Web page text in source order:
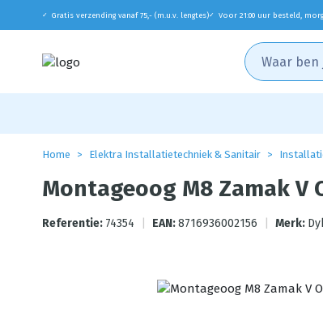
✓ Gratis verzending vanaf 75,- (m.u.v. lengtes)✓ Voor 21:00 uur besteld,
Home Elektra Installatietechniek & Sanitair
Montageoog M8 Zamak V
Referentie: 74354 EAN:8716936002156 Merk: